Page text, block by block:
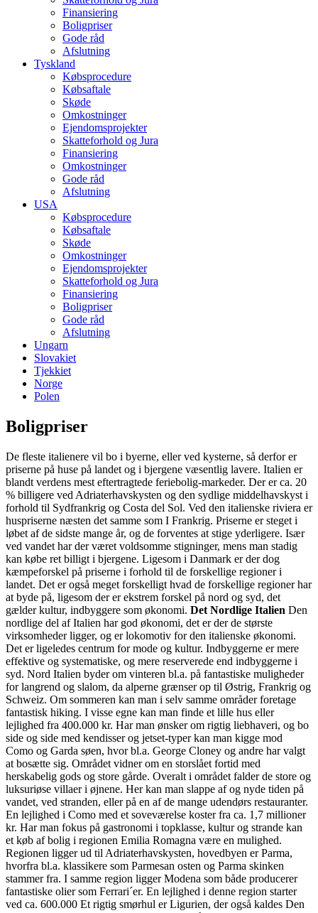
Finansiering
Boligpriser
Gode råd
Afslutning
Tyskland
Købsprocedure
Købsaftale
Skøde
Omkostninger
Ejendomsprojekter
Skatteforhold og Jura
Finansiering
Omkostninger
Gode råd
Afslutning
USA
Købsprocedure
Købsaftale
Skøde
Omkostninger
Ejendomsprojekter
Skatteforhold og Jura
Finansiering
Boligpriser
Gode råd
Afslutning
Ungarn
Slovakiet
Tjekkiet
Norge
Polen
Boligpriser
De fleste italienere vil bo i byerne, eller ved kysterne, så derfor er
priserne på huse på landet og i bjergene væsentlig lavere. Italien er
blandt verdens mest eftertragtede feriebolig-markeder. Der er ca. 20
% billigere ved Adriaterhavskysten og den sydlige middelhavskyst i
forhold til Sydfrankrig og Costa del Sol. Ved den italienske riviera er
huspriserne næsten det samme som I Frankrig. Priserne er steget i
løbet af de sidste mange år, og de forventes at stige yderligere. Især
ved vandet har der været voldsomme stigninger, mens man stadig
kan købe ret billigt i bjergene. Ligesom i Danmark er der dog
kæmpeforskel på priserne i forhold til de forskellige regioner i
landet. Det er også meget forskelligt hvad de forskellige regioner har
at byde på, ligesom der er ekstrem forskel på nord og syd, det
gælder kultur, indbyggere som økonomi. Det Nordlige Italien Den
nordlige del af Italien har god økonomi, det er der de største
virksomheder ligger, og er lokomotiv for den italienske økonomi.
Det er ligeledes centrum for mode og kultur. Indbyggerne er mere
effektive og systematiske, og mere reserverede end indbyggerne i
syd. Nord Italien byder om vinteren bl.a. på fantastiske muligheder
for langrend og slalom, da alperne grænser op til Østrig, Frankrig og
Schweiz. Om sommeren kan man i selv samme områder foretage
fantastisk hiking. I visse egne kan man finde et lille hus eller
lejlighed fra 400.000 kr. Har man ønsker om rigtig liebhaveri, og bo
side og side med kendisser og jetset-typer kan man kigge mod
Como og Garda søen, hvor bl.a. George Cloney og andre har valgt
at bosætte sig. Området vidner om en storslået fortid med
herskabelig gods og store gårde. Overalt i området falder de store og
luksuriøse villaer i øjnene. Her kan man slappe af og nyde tiden på
vandet, ved stranden, eller på en af de mange udendørs restauranter.
En lejlighed i Como med et soveværelse koster fra ca. 1,7 millioner
kr. Har man fokus på gastronomi i topklasse, kultur og strande kan
et køb af bolig i regionen Emilia Romagna være en mulighed.
Regionen ligger ud til Adriaterhavskysten, hovedbyen er Parma,
hvorfra bl.a. klassikere som Parmesan osten og Parma skinken
stammer fra. I samme region ligger Modena som både producerer
fantastiske olier som Ferrari´er. En lejlighed i denne region starter
ved ca. 600.000 Et rigtig smørhul er Ligurien, der også kaldes Den